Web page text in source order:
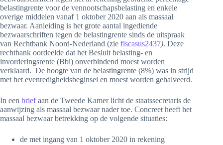
belastingrente voor de vennootschapsbelasting en enkele
overige middelen vanaf 1 oktober 2020 aan als massaal
bezwaar. Aanleiding is het grote aantal ingediende
bezwaarschriften tegen de belastingrente sinds de uitspraak
van Rechtbank Noord-Nederland (zie fiscasus2437). Deze
rechtbank oordeelde dat het Besluit belasting- en
invorderingsrente (Bbi) onverbindend moest worden
verklaard. De hoogte van de belastingrente (8%) was in strijd
met het evenredigheidsbeginsel en moest worden gehalveerd.
In een briefaan de Tweede Kamer licht de staatssecretaris de
aanwijzing als massaal bezwaar nader toe. Concreet heeft het
massaal bezwaar betrekking op de volgende situaties:
de met ingang van 1 oktober 2020 in rekening